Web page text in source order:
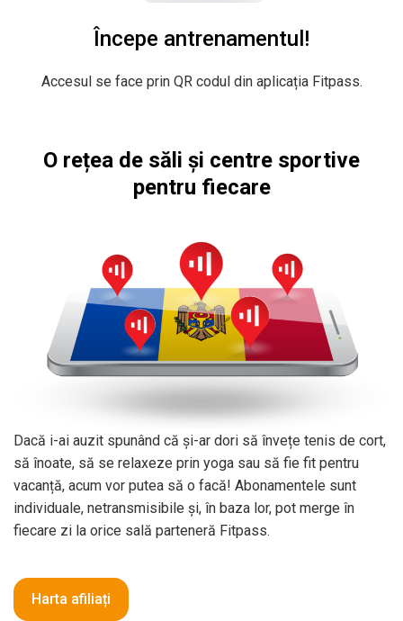
Începe antrenamentul!
Accesul se face prin QR codul din aplicația Fitpass.
O rețea de săli și centre sportive
pentru fiecare
Dacă i-ai auzit spunând că și-ar dori să învețe tenis de cort,
să înoate, să se relaxeze prin yoga sau să fie fit pentru
vacanță, acum vor putea să o facă! Abonamentele sunt
individuale, netransmisibile și, în baza lor, pot merge în
fiecare zi la orice sală parteneră Fitpass.
Harta afiliați